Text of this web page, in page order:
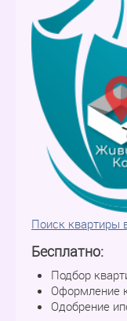
Поиск квартиры
Бесплатно:
Подбор
Оформление
Одобрение